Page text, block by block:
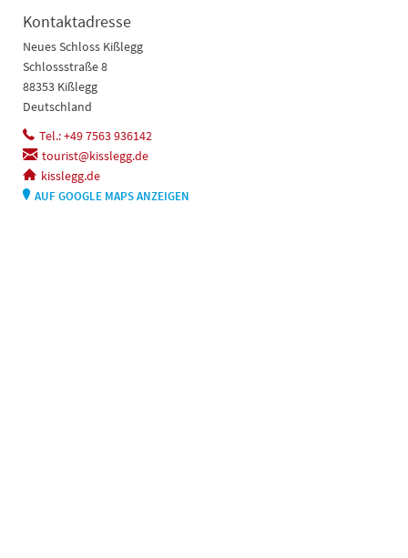
Kontaktadresse
Neues Schloss Kißlegg
Schlossstraße 8
88353 Kißlegg
Deutschland
Tel.: +49 7563 936142
tourist@kisslegg.de
kisslegg.de
AUF GOOGLE MAPS ANZEIGEN